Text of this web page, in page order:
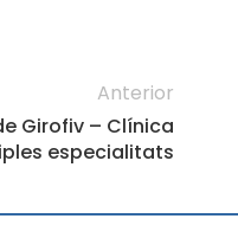
Anterior
Girofiv – Clínica
especialitats